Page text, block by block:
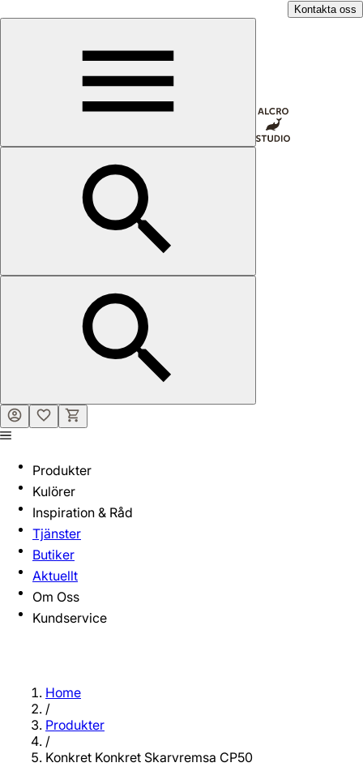
Kontakta oss
Produkter
Kulörer
Inspiration & Råd
Tjänster
Butiker
Aktuellt
Om Oss
Kundservice
Home
/
Produkter
/
Konkret Konkret Skarvremsa CP50